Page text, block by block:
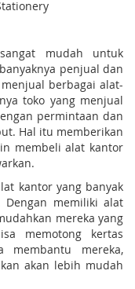
mudah untuk
penjual dan
berbagai alat-
toko yang menjual
permintaan dan
Hal itu memberikan
membeli alat kantor
kantor yang banyak
Dengan memiliki alat
mereka yang
memotong kertas
mereka,
akan lebih mudah